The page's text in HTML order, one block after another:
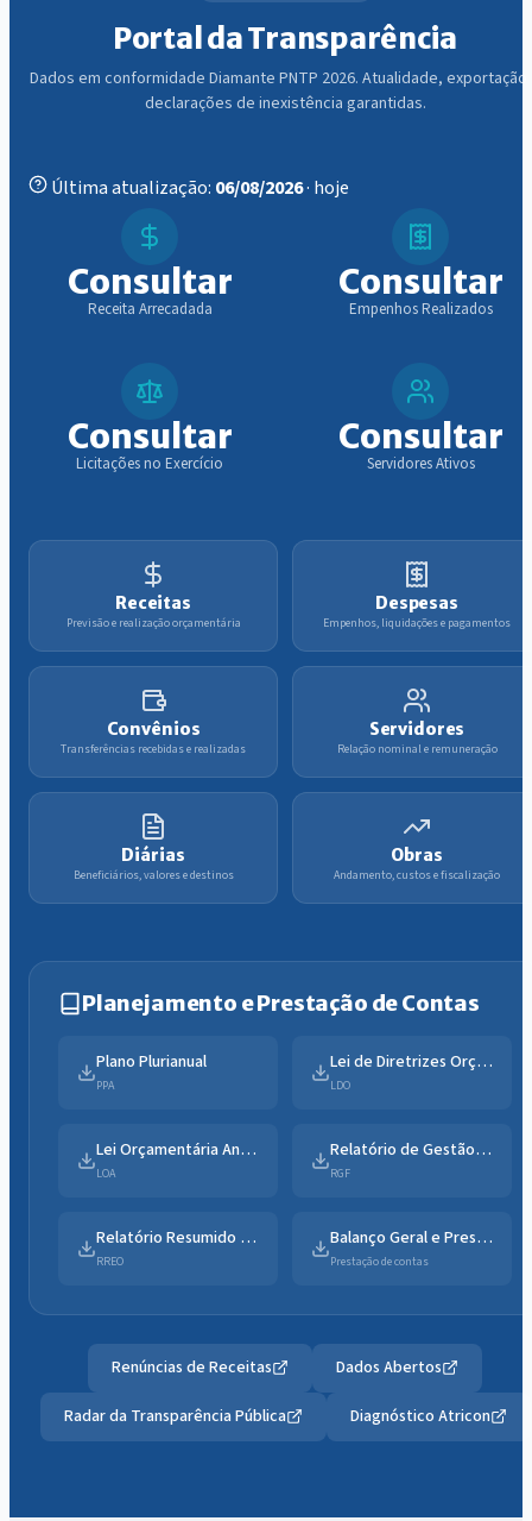
Portal da Transparência
Dados em conformidade Diamante PNTP 2026. Atualidade, exportação
declarações de inexistência garantidas.
Última atualização: 06/08/2026· hoje
Consultar
Receita Arrecadada
Consultar
Empenhos Realizados
Consultar
Licitações no Exercício
Consultar
Servidores Ativos
Receitas
Previsão e realização orçamentária
Despesas
Empenhos, liquidações e pagamentos
Convênios
Transferências recebidas e realizadas
Servidores
Relação nominal e remuneração
Diárias
Beneficiários, valores e destinos
Obras
Andamento, custos e fiscalização
Planejamento e Prestação de Contas
Plano Plurianual
PPA
Lei de Diretrizes Orçamentárias
LDO
Lei Orçamentária Anual
LOA
Relatório de Gestão Fiscal
RGF
Relatório Resumido da Execução Orçamentária
RREO
Balanço Geral e Prestação de Contas
Prestação de contas
Renúncias de Receitas Dados Abertos
Radar da Transparência Pública Diagnóstico Atricon